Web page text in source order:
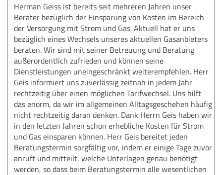
Herman Geiss ist bereits seit mehreren Jahren unser
Berater bezüglich der Einsparung von Kosten im Bereich
der Versorgung mit Strom und Gas. Aktuell hat er uns
bezüglich eines Wechsels unseres aktuellen Gasanbieters
beraten. Wir sind mit seiner Betreuung und Beratung
außerordentlich zufrieden und können seine
Dienstleistungen uneingeschränkt weiterempfehlen. Herr
Geis informiert uns zuverlässig zeitnah in jedem Jahr
rechtzeitig über einen möglichen Tarifwechsel. Uns hilft
das enorm, da wir im allgemeinen Alltagsgeschehen häufig
nicht rechtzeitig daran denken. Dank Herrn Geis haben wir
in den letzten Jahren schon erhebliche Kosten für Strom
und Gas einsparen können. Herr Geis bereitet jeden
Beratungstermin sorgfältig vor, indem er einige Tage zuvor
anruft und mitteilt, welche Unterlagen genau benötigt
werden, so dass beim Beratungstermin alle wesentlichen